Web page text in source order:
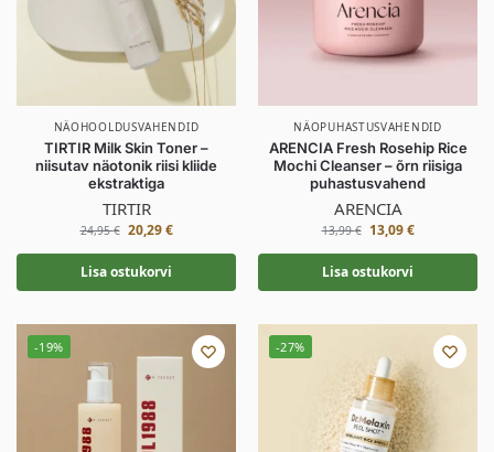
NÄOHOOLDUSVAHENDID
TIRTIR Milk Skin Toner –
niisutav näotonik riisi kliide
ekstraktiga
TIRTIR
24,95€ 20,29€
Lisa ostukorvi
NÄOPUHASTUSVAHENDID
ARENCIA Fresh Rosehip Rice
Mochi Cleanser – õrn riisiga
puhastusvahend
ARENCIA
13,99€ 13,09€
Lisa ostukorvi
-19% -27%